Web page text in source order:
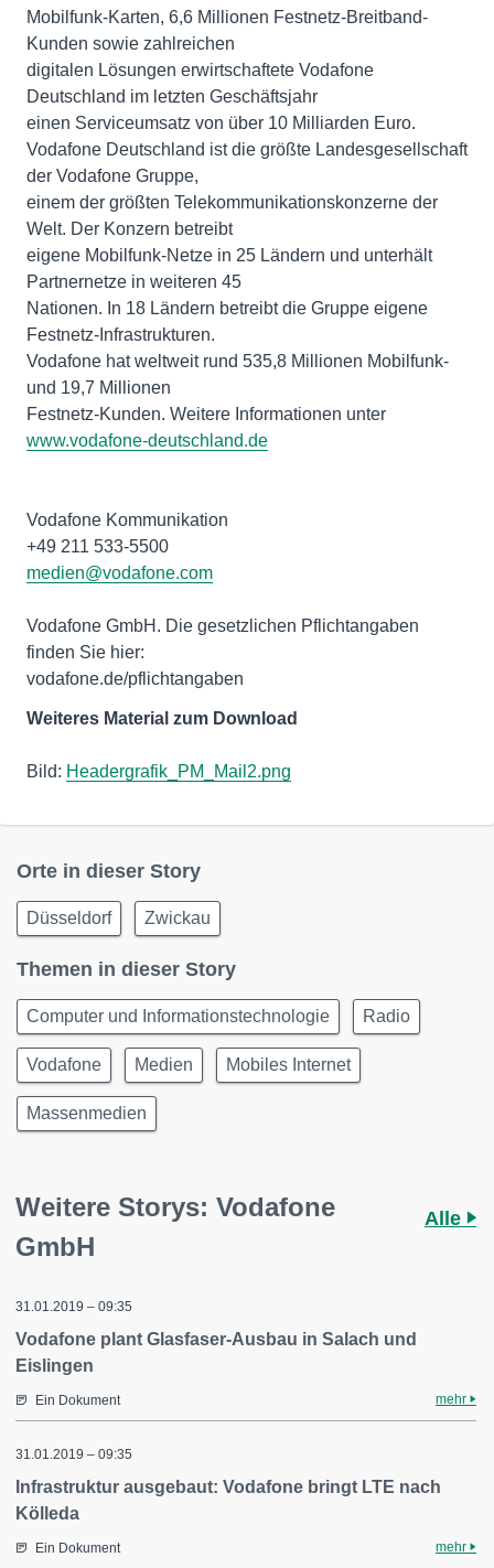
Mobilfunk-Karten, 6,6 Millionen Festnetz-Breitband-
Kunden sowie zahlreichen
digitalen Lösungen erwirtschaftete Vodafone
Deutschland im letzten Geschäftsjahr
einen Serviceumsatz von über 10 Milliarden Euro.
Vodafone Deutschland ist die größte Landesgesellschaft
der Vodafone Gruppe,
einem der größten Telekommunikationskonzerne der
Welt. Der Konzern betreibt
eigene Mobilfunk-Netze in 25 Ländern und unterhält
Partnernetze in weiteren 45
Nationen. In 18 Ländern betreibt die Gruppe eigene
Festnetz-Infrastrukturen.
Vodafone hat weltweit rund 535,8 Millionen Mobilfunk-
und 19,7 Millionen
Festnetz-Kunden. Weitere Informationen unter
www.vodafone-deutschland.de
Vodafone Kommunikation
medien@vodafone.com
Vodafone GmbH. Die gesetzlichen Pflichtangaben
finden Sie hier:
vodafone.de/pflichtangaben
Weiteres Material zum Download
Bild: Headergrafik_PM_Mail2.png
Orte in dieser Story
Düsseldorf Zwickau
Themen in dieser Story
Computer und Informationstechnologie Radio
Vodafone Medien Mobiles Internet
Massenmedien
Weitere Storys: Vodafone
GmbH
Alle
31.01.2019 – 09:35
Vodafone plant Glasfaser-Ausbau in Salach und
Eislingen
Ein Dokument mehr
31.01.2019 – 09:35
Infrastruktur ausgebaut: Vodafone bringt LTE nach
Kölleda
Ein Dokument mehr